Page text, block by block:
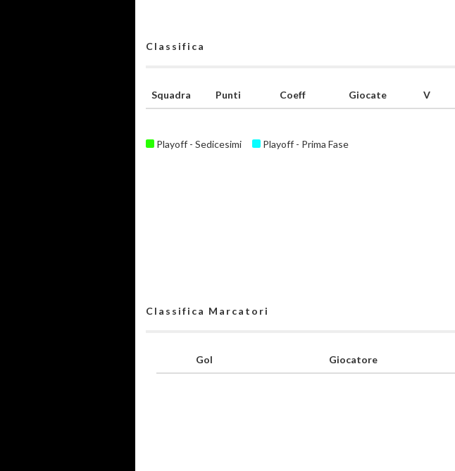
Classifica
Squadra Punti Coeff Giocate V
Playoff - Sedicesimi Playoff - Prima Fase
Classifica Marcatori
Gol Giocatore